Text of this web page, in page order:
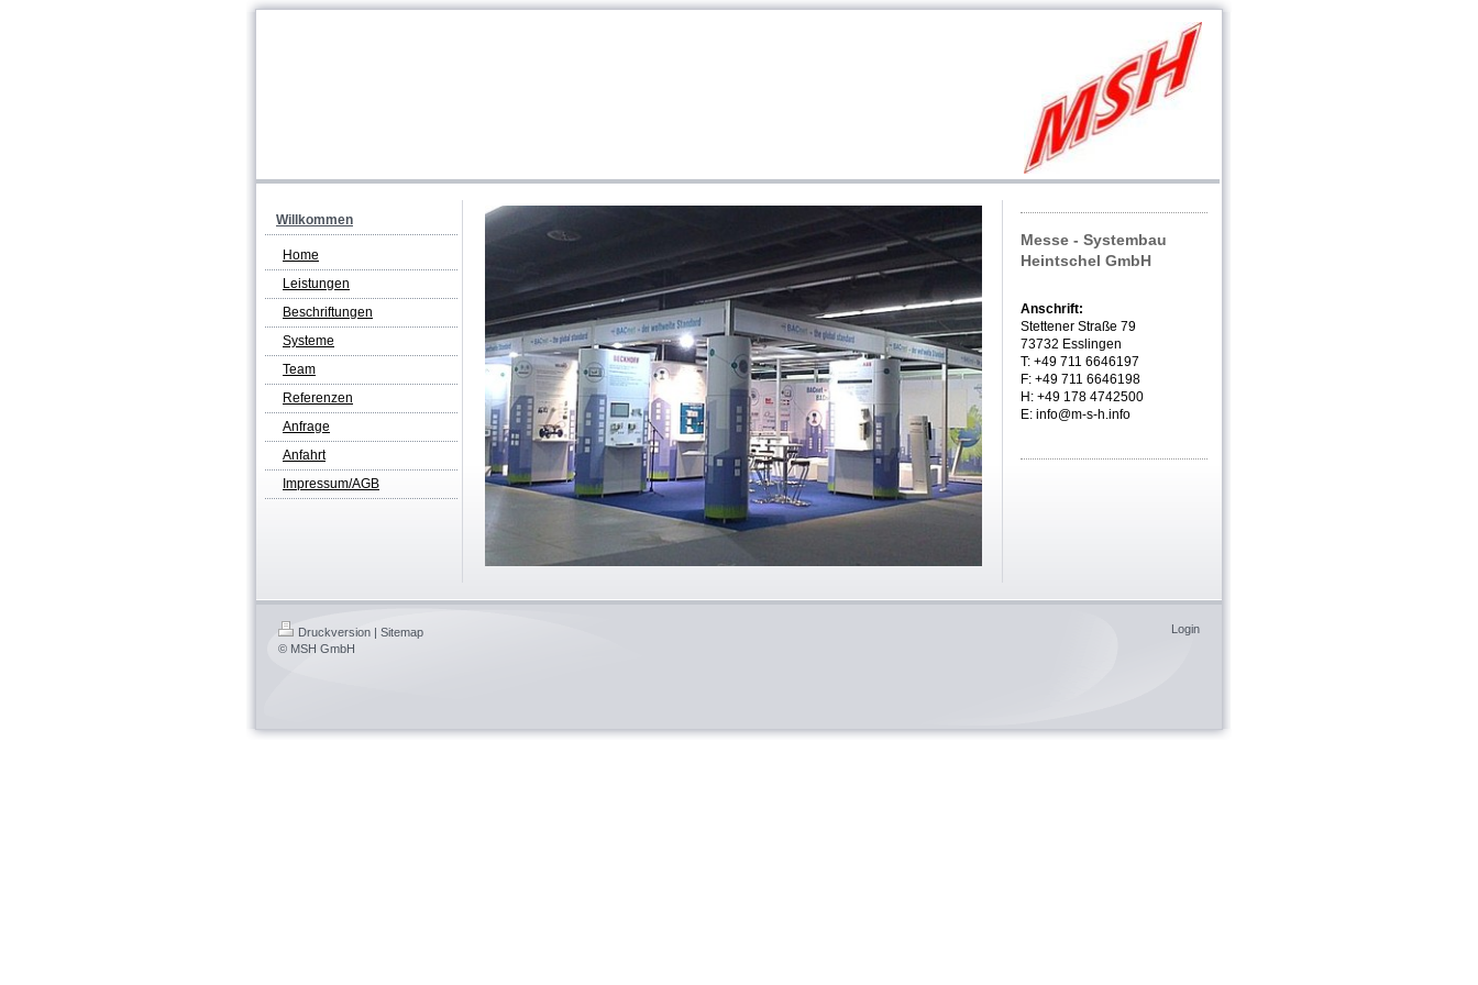
Willkommen
Home
Leistungen
Beschriftungen
Systeme
Team
Referenzen
Anfrage
Anfahrt
Impressum/AGB
Messe - Systembau
Heintschel GmbH
Anschrift:
Stettener Straße 79
73732 Esslingen
T: +49 711 6646197
F: +49 711 6646198
H: +49 178 4742500
E: info@m-s-h.info
Druckversion | Sitemap
© MSH GmbH
Login